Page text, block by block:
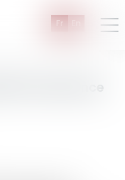
Fr
d’assurance